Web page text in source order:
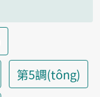
第5調(tông)